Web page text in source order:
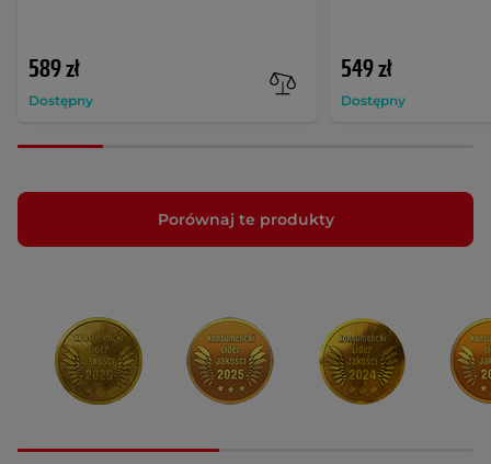
589 zł
Dostępny
549 zł
Dostępny
Porównaj te produkty